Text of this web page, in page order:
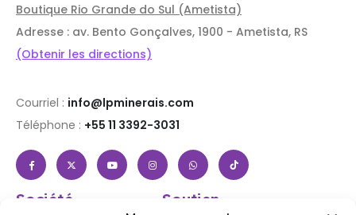
Boutique Rio Grande do Sul (Ametista)
Adresse : av. Bento Gonçalves, 1900 - Ametista, RS
(Obtenir les directions)
Courriel : info@lpminerais.com
Téléphone : +55 11 3392-3031
Société Soutien